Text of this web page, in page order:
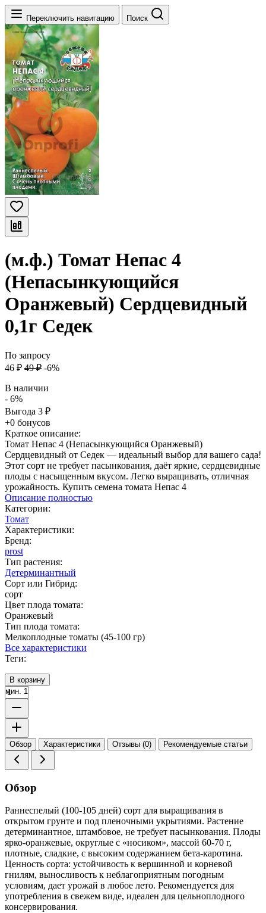
Переключить навигацию Поиск
(м.ф.) Томат Непас 4
(Непасынкующийся
Оранжевый) Сердцевидный
0,1г Седек
По запросу
46 ₽ 49 ₽ -6%
В наличии
- 6%
Выгода 3 ₽
+0 бонусов
Краткое описание:
Томат Непас 4 (Непасынкующийся Оранжевый)
Сердцевидный от Седек — идеальный выбор для вашего сада!
Этот сорт не требует пасынкования, даёт яркие, сердцевидные
плоды с насыщенным вкусом. Легко выращивать, отличная
урожайность. Купить семена томата Непас 4
Описание полностью
Категории:
Томат
Характеристики:
Бренд:
prost
Тип растения:
Детерминантный
Сорт или Гибрид:
сорт
Цвет плода томата:
Оранжевый
Тип плода томата:
Мелкоплодные томаты (45-100 гр)
Все характеристики
Теги:
В корзину
мин. 1
Обзор Характеристики Отзывы (0) Рекомендуемые статьи
Обзор
Раннеспелый (100-105 дней) сорт для выращивания в
открытом грунте и под пленочными укрытиями. Растение
детерминантное, штамбовое, не требует пасынкования. Плоды
ярко-оранжевые, округлые с «носиком», массой 60-70 г,
плотные, сладкие, с высоким содержанием бета-каротина.
Ценность сорта: устойчивость к вершинной и корневой
гнилям, выносливость к неблагоприятным погодным
условиям, дает урожай в любое лето. Рекомендуется для
употребления в свежем виде, идеален для цельноплодного
консервирования.